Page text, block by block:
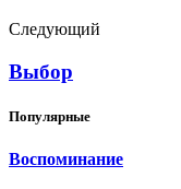
Следующий
Выбор
Популярные
Воспоминание